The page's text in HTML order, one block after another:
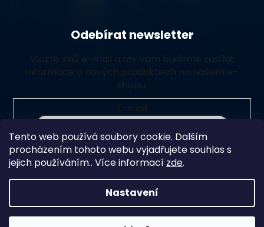
Tento web používá soubory cookie. Dalším
procházením tohoto webu vyjadřujete souhlas s
jejich používáním.. Více informací zde.
Nastavení
Odebírat newsletter
Vložte svůj e-mail a my vám budeme zasílat
informace o nových produktech na našem e-
shopu.
E-mail
Vložením e-mailu souhlasíte spodmínkami ochrany
osobních údajů
Přihlásit se